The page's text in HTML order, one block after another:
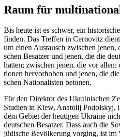
Raum für
Bis heute ist es schwer, ein
finden. Das Treffen in Cernovitz
um einen Austausch zwischen
schen Besatzer und jenen, die die
hatten; zwischen jenen, die vor
tionen hervor­hoben und jenen, die
schen Natio­na­listen betonen.
Für den Direktor des Ukrai­ni­schen
Studien in Kiew, Anatolij Podolskyj,
dem Gebiet der heutigen Ukraine
deutschen Besatzer. Dass auch die
jüdische Bevöl­kerung vorging, ist im